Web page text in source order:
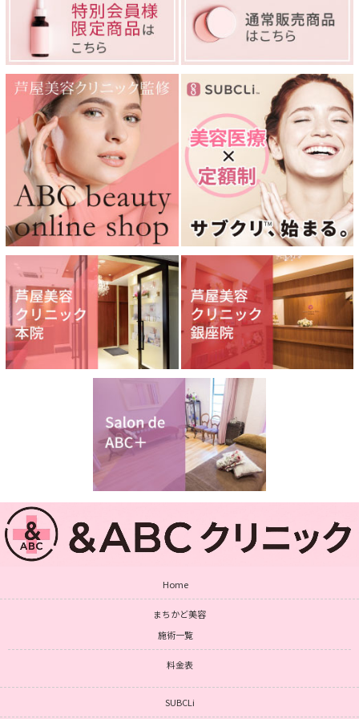
Home
まちかど美容
施術一覧
料金表
SUBCLi